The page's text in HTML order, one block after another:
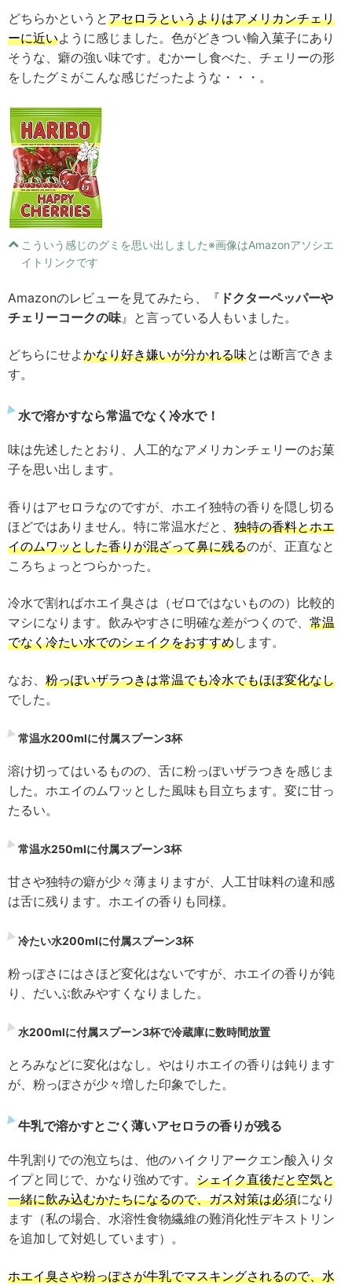
どちらかというとアセロラというよりはアメリカンチェリ
ーに近いように感じました。色がどきつい輸入菓子にあり
そうな、癖の強い味です。むかーし食べた、チェリーの形
をしたグミがこんな感じだったような・・・。
こういう感じのグミを思い出しました※画像はAmazonアソシエ
イトリンクです
Amazonのレビューを見てみたら、『 ドクターペッパーや
チェリーコークの味』と言っている人もいました。
どちらにせよかなり好き嫌いが分かれる味とは断言できま
す。
水で溶かすなら常温でなく冷水で！
味は先述したとおり、人工的なアメリカンチェリーのお菓
子を思い出します。
香りはアセロラなのですが、ホエイ独特の香りを隠し切る
ほどではありません。特に常温水だと、 独特の香料とホエ
イのムワッとした香りが混ざって鼻に残るのが、正直なと
ころちょっとつらかった。
冷水で割ればホエイ臭さは（ゼロではないものの）比較的
マシになります。飲みやすさに明確な差がつくので、 常温
でなく冷たい水でのシェイクをおすすめします。
なお、 粉っぽいザラつきは常温でも冷水でもほぼ変化なし
でした。
常温水200mlに付属スプーン3杯
溶け切ってはいるものの、舌に粉っぽいザラつきを感じま
した。ホエイのムワッとした風味も目立ちます。変に甘っ
たるい。
常温水250mlに付属スプーン3杯
甘さや独特の癖が少々薄まりますが、人工甘味料の違和感
は舌に残ります。ホエイの香りも同様。
冷たい水200mlに付属スプーン3杯
粉っぽさにはさほど変化はないですが、ホエイの香りが鈍
り、だいぶ飲みやすくなりました。
水200mlに付属スプーン3杯で冷蔵庫に数時間放置
とろみなどに変化はなし。やはりホエイの香りは鈍ります
が、粉っぽさが少々増した印象でした。
牛乳で溶かすとごく薄いアセロラの香りが残る
牛乳割りでの泡立ちは、他のハイクリアークエン酸入りタ
イプと同じで、かなり強めです。 シェイク直後だと空気と
一緒に飲み込むかたちになるので、ガス対策は必須になり
ます（私の場合、水溶性食物繊維の難消化性デキストリン
を追加して対処しています）。
ホエイ臭さや粉っぽさが牛乳でマスキングされるので、水